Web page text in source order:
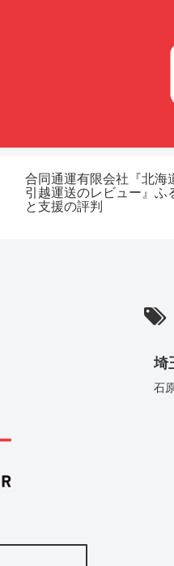
合同通運有限会社『北海
引越運送のレビュー』ふ
と支援の評判
埼
石